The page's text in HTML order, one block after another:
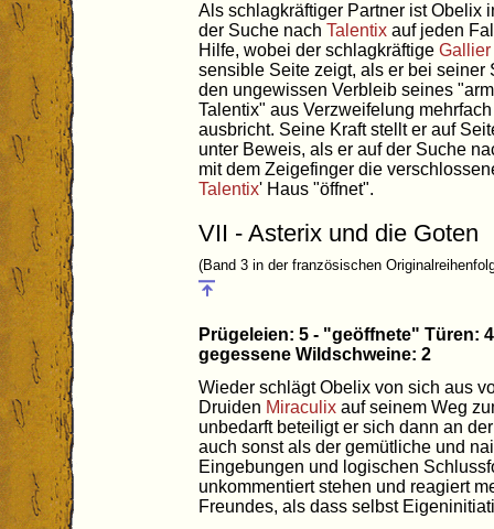
Als schlagkräftiger Partner ist Obelix
der Suche nach Talentix auf jeden
Hilfe, wobei der schlagkräftige Gallier
sensible Seite zeigt, als er bei seiner
den ungewissen Verbleib seines
Talentix" aus Verzweifelung
ausbricht. Seine Kraft stellt er auf
unter Beweis, als er auf der Suche
mit dem Zeigefinger die
Talentix' Haus "öffnet".
VII - Asterix und die Goten
(Band 3 in der französischen
Prügeleien: 5 - "geöffnete" Türen:
gegessene Wildschweine: 2
Wieder schlägt Obelix von sich aus
Druiden Miraculix auf seinem Weg
unbedarft beteiligt er sich dann an
auch sonst als der gemütliche und
Eingebungen und logischen
unkommentiert stehen und reagiert
Freundes, als dass selbst